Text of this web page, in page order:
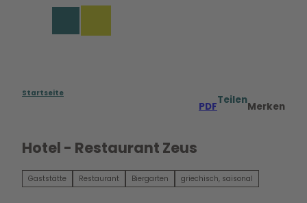
Startseite
PDF
Teilen
Merken
Hotel - Restaurant Zeus
Gaststätte Restaurant Biergarten griechisch, saisonal